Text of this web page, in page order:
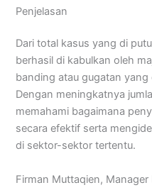
Penjelasan
Dari total kasus yang di
berhasil di kabulkan oleh
banding atau gugatan yang
Dengan meningkatnya
memahami bagaimana
secara efektif serta
di sektor-sektor tertentu.
Firman Muttaqien, Manager